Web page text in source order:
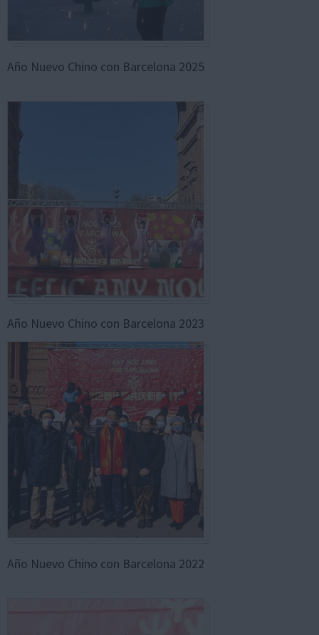
Año Nuevo Chino con Barcelona 2025
Año Nuevo Chino con Barcelona 2023
Año Nuevo Chino con Barcelona 2022